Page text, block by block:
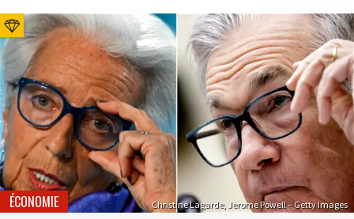
Christine Lagarde, Jerome Powell – Getty Images
ÉCONOMIE